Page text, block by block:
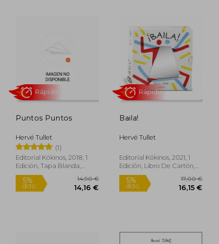
5%
dcto.
5%
dcto.
Rápido
Puntos Puntos
Hervé Tullet
(1)
Editorial Kókinos, 2018, 1
Edición, Tapa Blanda,
Nuevo
Baila!
Hervé Tullet
Editorial Kókinos, 2021, 1
Edición, Libro De Cartón,
Nuevo